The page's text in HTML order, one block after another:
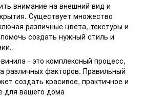
внимание на внешний вид и
Существует множество
различные цвета, текстуры и
создать нужный стиль и
- это комплексный процесс,
различных факторов. Правильный
создать красивое, практичное и
для вашего дома